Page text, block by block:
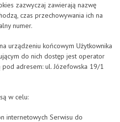
zazwyczaj zawierają nazwę
czas przechowywania ich na
numer.
urządzeniu końcowym Użytkownika
do nich dostęp jest operator
adresem: ul. Józefowska 19/1
w celu:
internetowych Serwisu do